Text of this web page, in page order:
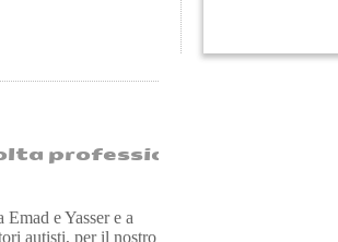
.." Ilaria,
e Yasser e a
autisti, per il nostro